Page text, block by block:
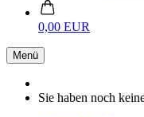
0,00 EUR
Menü
Sie haben noch